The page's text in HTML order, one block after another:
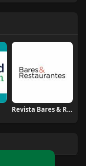
Revista Bares & Restaurantes